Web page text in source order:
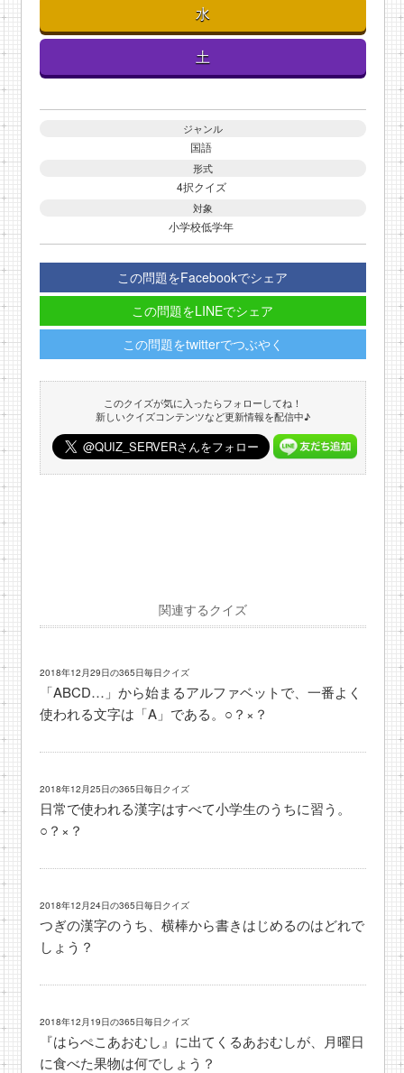
水
土
ジャンル
国語
形式
4択クイズ
対象
小学校低学年
この問題をFacebookでシェア
この問題をLINEでシェア
この問題をtwitterでつぶやく
このクイズが気に入ったらフォローしてね！
新しいクイズコンテンツなど更新情報を配信中♪
関連するクイズ
2018年12月29日の365日毎日クイズ
「ABCD…」から始まるアルファベットで、一番よく
使われる文字は「A」である。○？×？
2018年12月25日の365日毎日クイズ
日常で使われる漢字はすべて小学生のうちに習う。
○？×？
2018年12月24日の365日毎日クイズ
つぎの漢字のうち、横棒から書きはじめるのはどれで
しょう？
2018年12月19日の365日毎日クイズ
『はらぺこあおむし』に出てくるあおむしが、月曜日
に食べた果物は何でしょう？